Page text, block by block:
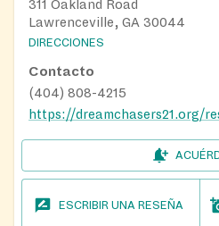
311 Oakland Road
Lawrenceville, GA 30044
DIRECCIONES
Contacto
(404) 808-4215
ESCRIBIR UNA RESEÑA